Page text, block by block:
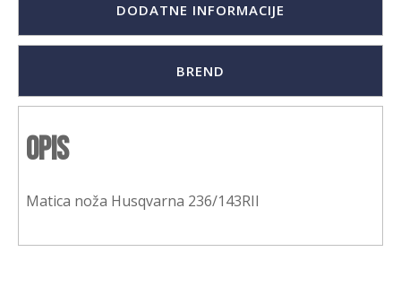
DODATNE INFORMACIJE
BREND
Opis
Matica noža Husqvarna 236/143RII